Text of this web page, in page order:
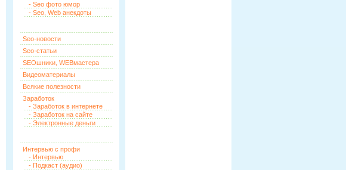
- Seo фото юмор
- Seo, Web анекдоты
Seo-новости
Seo-статьи
SEOшники, WEBмастера
Видеоматериалы
Всякие полезности
Заработок
- Заработок в интернете
- Заработок на сайте
- Электронные деньги
Интервью с профи
- Интервью
- Подкаст (аудио)